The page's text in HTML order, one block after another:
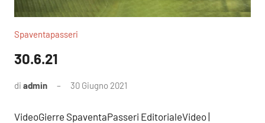
Spaventapasseri
30.6.21
di admin 30 Giugno 2021
VideoGierre SpaventaPasseri EditorialeVideo |